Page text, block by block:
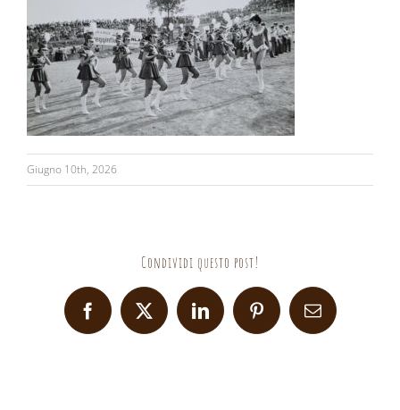
Giugno 10th, 2026
Condividi questo post!
Facebook
X LinkedInPinterestEmail